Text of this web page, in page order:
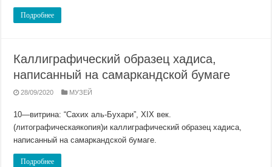
Подробнее
Каллиграфический образец хадиса,
написанный на самаркандской бумаге
28/09/2020 МУЗЕЙ
10—витрина: “Сахих аль-Бухари”, ХIХ век.
(литографическаякопия)и каллиграфический образец хадиса,
написанный на самаркандской бумаге.
Подробнее